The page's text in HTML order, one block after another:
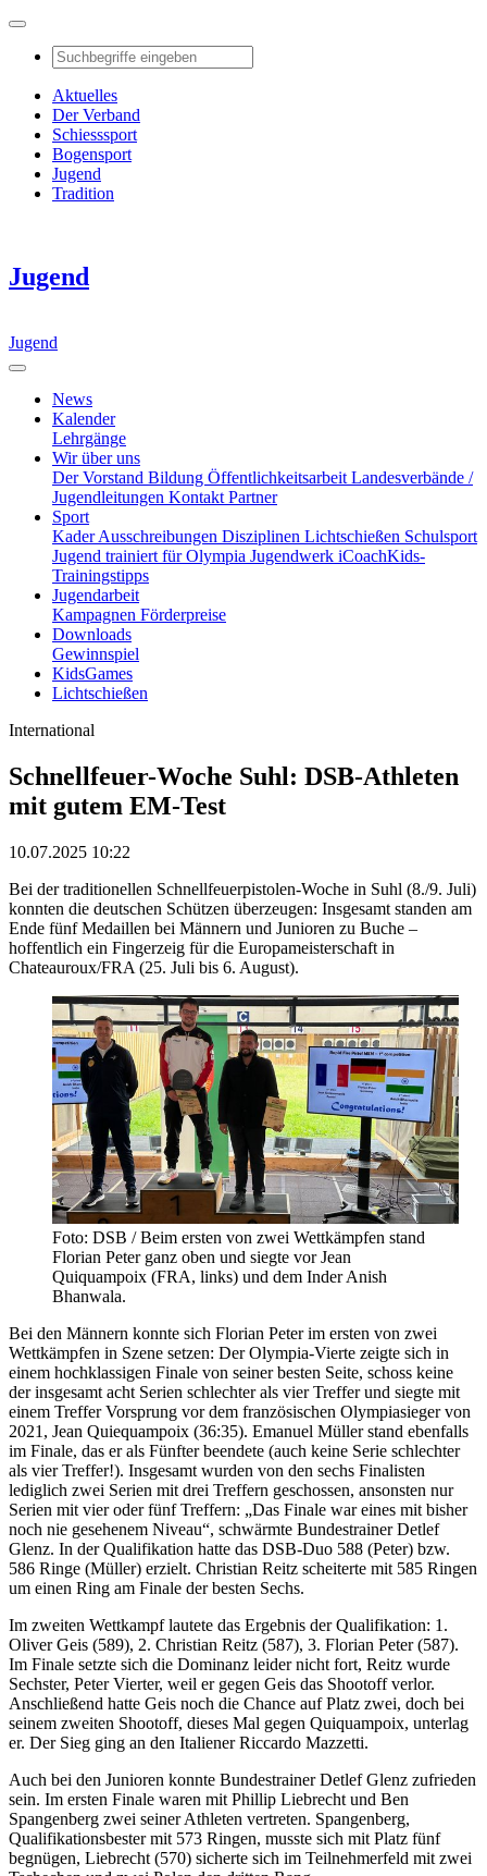
Aktuelles
Der Verband
Schiesssport
Bogensport
Jugend
Tradition
Jugend
Jugend
News
Kalender
Lehrgänge
Wir über uns
Der Vorstand Bildung Öffentlichkeitsarbeit Landesverbände /
Jugendleitungen Kontakt Partner
Sport
KaderAusschreibungen Disziplinen Lichtschießen Schulsport
Jugend trainiert für Olympia Jugendwerk iCoachKids-
Trainingstipps
Jugendarbeit
Kampagnen Förderpreise
Downloads
Gewinnspiel
KidsGames
Lichtschießen
International
Schnellfeuer-Woche Suhl: DSB-Athleten
mit gutem EM-Test
10.07.2025 10:22
Bei der traditionellen Schnellfeuerpistolen-Woche in Suhl (8./9. Juli)
konnten die deutschen Schützen überzeugen: Insgesamt standen am
Ende fünf Medaillen bei Männern und Junioren zu Buche –
hoffentlich ein Fingerzeig für die Europameisterschaft in
Chateauroux/FRA (25. Juli bis 6. August).
Foto: DSB / Beim ersten von zwei Wettkämpfen stand
Florian Peter ganz oben und siegte vor Jean
Quiquampoix (FRA, links) und dem Inder Anish
Bhanwala.
Bei den Männern konnte sich Florian Peter im ersten von zwei
Wettkämpfen in Szene setzen: Der Olympia-Vierte zeigte sich in
einem hochklassigen Finale von seiner besten Seite, schoss keine
der insgesamt acht Serien schlechter als vier Treffer und siegte mit
einem Treffer Vorsprung vor dem französischen Olympiasieger von
2021, Jean Quiequampoix (36:35). Emanuel Müller stand ebenfalls
im Finale, das er als Fünfter beendete (auch keine Serie schlechter
als vier Treffer!). Insgesamt wurden von den sechs Finalisten
lediglich zwei Serien mit drei Treffern geschossen, ansonsten nur
Serien mit vier oder fünf Treffern: „Das Finale war eines mit bisher
noch nie gesehenem Niveau“, schwärmte Bundestrainer Detlef
Glenz. In der Qualifikation hatte das DSB-Duo 588 (Peter) bzw.
586 Ringe (Müller) erzielt. Christian Reitz scheiterte mit 585 Ringen
um einen Ring am Finale der besten Sechs.
Im zweiten Wettkampf lautete das Ergebnis der Qualifikation: 1.
Oliver Geis (589), 2. Christian Reitz (587), 3. Florian Peter (587).
Im Finale setzte sich die Dominanz leider nicht fort, Reitz wurde
Sechster, Peter Vierter, weil er gegen Geis das Shootoff verlor.
Anschließend hatte Geis noch die Chance auf Platz zwei, doch bei
seinem zweiten Shootoff, dieses Mal gegen Quiquampoix, unterlag
er. Der Sieg ging an den Italiener Riccardo Mazzetti.
Auch bei den Junioren konnte Bundestrainer Detlef Glenz zufrieden
sein. Im ersten Finale waren mit Phillip Liebrecht und Ben
Spangenberg zwei seiner Athleten vertreten. Spangenberg,
Qualifikationsbester mit 573 Ringen, musste sich mit Platz fünf
begnügen, Liebrecht (570) sicherte sich im Teilnehmerfeld mit zwei